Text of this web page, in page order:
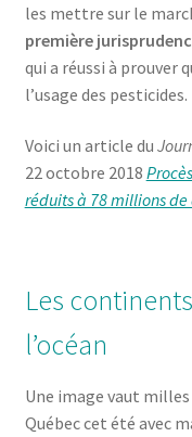
les mettre sur le
première
qui a réussi à prouver
l’usage des pesticides.
Voici un article du
22 octobre 2018
réduits à 78 millions
Les
l’océan
Une image vaut
Québec cet été avec